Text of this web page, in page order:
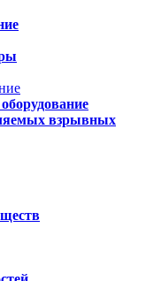
взрывных